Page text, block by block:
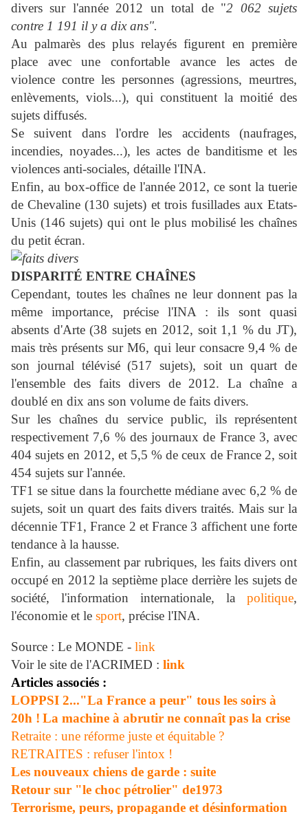
divers sur l'année 2012 un total de "2 062 sujets
contre 1 191 il y a dix ans".
Au palmarès des plus relayés figurent en première
place avec une confortable avance les actes de
violence contre les personnes (agressions, meurtres,
enlèvements, viols...), qui constituent la moitié des
sujets diffusés.
Se suivent dans l'ordre les accidents (naufrages,
incendies, noyades...), les actes de banditisme et les
violences anti-sociales, détaille l'INA.
Enfin, au box-office de l'année 2012, ce sont la tuerie
de Chevaline (130 sujets) et trois fusillades aux Etats-
Unis (146 sujets) qui ont le plus mobilisé les chaînes
du petit écran.
DISPARITÉ ENTRE CHAÎNES
Cependant, toutes les chaînes ne leur donnent pas la
même importance, précise l'INA : ils sont quasi
absents d'Arte (38 sujets en 2012, soit 1,1 % du JT),
mais très présents sur M6, qui leur consacre 9,4 % de
son journal télévisé (517 sujets), soit un quart de
l'ensemble des faits divers de 2012. La chaîne a
doublé en dix ans son volume de faits divers.
Sur les chaînes du service public, ils représentent
respectivement 7,6 % des journaux de France 3, avec
404 sujets en 2012, et 5,5 % de ceux de France 2, soit
454 sujets sur l'année.
TF1 se situe dans la fourchette médiane avec 6,2 % de
sujets, soit un quart des faits divers traités. Mais sur la
décennie TF1, France 2 et France 3 affichent une forte
tendance à la hausse.
Enfin, au classement par rubriques, les faits divers ont
occupé en 2012 la septième place derrière les sujets de
société, l'information internationale, la politique,
l'économie et le sport, précise l'INA.
Source : Le MONDE - link
Voir le site de l'ACRIMED : link
Articles associés :
LOPPSI 2..."La France a peur" tous les soirs à
20h ! La machine à abrutir ne connaît pas la crise
Retraite : une réforme juste et équitable ?
RETRAITES : refuser l'intox !
Les nouveaux chiens de garde : suite
Retour sur "le choc pétrolier" de1973
Terrorisme, peurs, propagande et désinformation